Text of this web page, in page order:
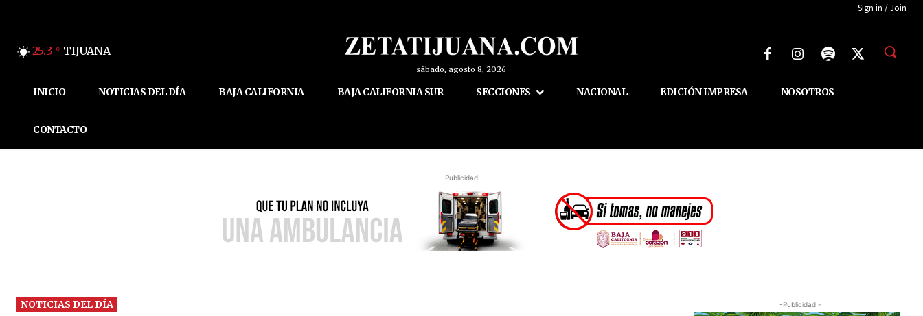
Sign in / Join
25.3 C TIJUANA
sábado, agosto 8, 2026
INICIO NOTICIAS DEL DÍA BAJA CALIFORNIA BAJA CALIFORNIA SUR SECCIONES NACIONAL EDICIÓN IMPRESA NOSOTROS
CONTACTO
Publicidad
NOTICIAS DEL DÍA -Publicidad -